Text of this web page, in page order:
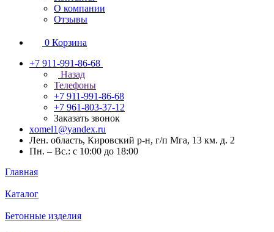
О компании
Отзывы
0 Корзина
+7 911-991-86-68
Назад
Телефоны
+7 911-991-86-68
+7 961-803-37-12
Заказать звонок
xomel1@yandex.ru
Лен. область, Кировский р-н, г/п Мга, 13 км. д. 2
Пн. – Вс.: с 10:00 до 18:00
Главная
Каталог
Бетонные изделия